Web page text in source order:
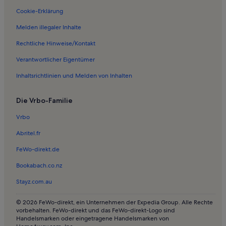
Ferienwohnungen in MAN Truck Manufacturer
Ferienwohnungen in Olching
Ferienwohnungen in Deutsches Museum in Oberschleißheim
Ferienwohnungen in Alt-Moosach
Ferienwohnungen in Olympia-Einkaufszentrum
Ferienwohnungen in Feldmoching-Hasenbergl
Ferienwohnungen in Karlsfelder See
Ferienwohnungen in Karlsfeld
Ferienunterkünfte nahe Untermenzing Station
Ferienwohnungen in Schwabhausen
Ferienwohnungen in Schloss Lustheim
Ferienwohnungen in Landkreis Dachau
Haustierfreundliche Ferienunterkünfte in Neufinsing
Ferienunterkünfte für Familien in München
Cookie-Erklärung
Melden illegaler Inhalte
Rechtliche Hinweise/Kontakt
Verantwortlicher Eigentümer
Inhaltsrichtlinien und Melden von Inhalten
Die Vrbo-Familie
Vrbo
Abritel.fr
FeWo-direkt.de
Bookabach.co.nz
Stayz.com.au
© 2026 FeWo-direkt, ein Unternehmen der Expedia Group. Alle Rechte
vorbehalten. FeWo-direkt und das FeWo-direkt-Logo sind
Handelsmarken oder eingetragene Handelsmarken von